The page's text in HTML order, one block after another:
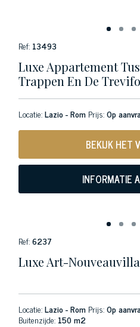
Ref: 13493
Luxe Appartement
Trappen En De
Locatie:Lazio - Rom Prijs:Op
BEKIJK HET
INFORMATIE
Ref:6237
Luxe Art-
Locatie:Lazio - Rom Prijs:Op
Buitenzijde: 150 m2